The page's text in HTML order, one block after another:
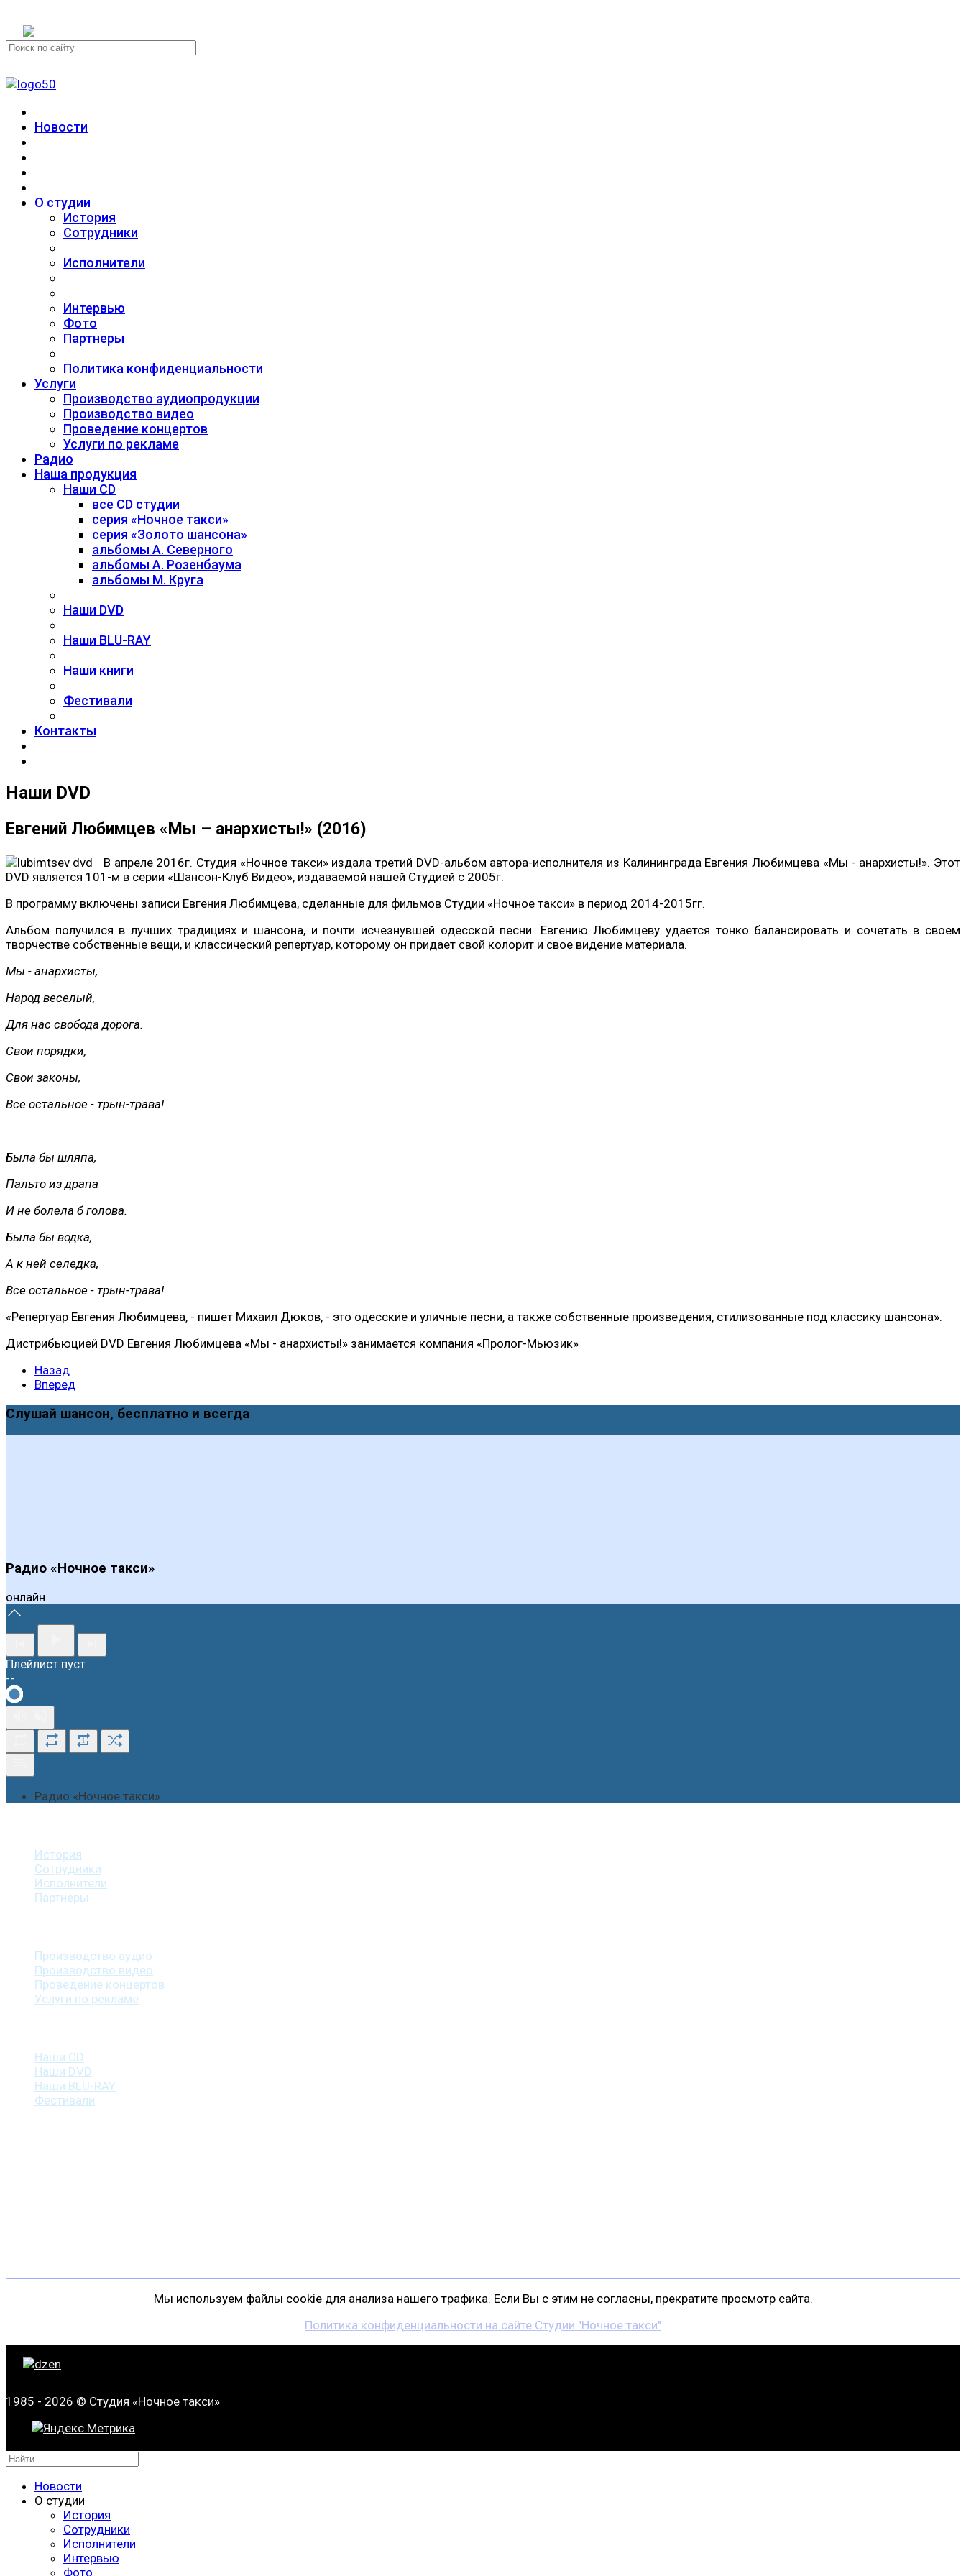
Новости
О студии
История
Сотрудники
Исполнители
Интервью
Фото
Партнеры
Политика конфиденциальности
Услуги
Производство аудиопродукции
Производство видео
Проведение концертов
Услуги по рекламе
Радио
Наша продукция
Наши CD
все CD студии
серия «Ночное такси»
серия «Золото шансона»
альбомы А. Северного
альбомы А. Розенбаума
альбомы М. Круга
Наши DVD
Наши BLU-RAY
Наши книги
Фестивали
Контакты
Наши DVD
Евгений Любимцев «Мы – анархисты!» (2016)
В апреле 2016г. Студия «Ночное такси» издала третий DVD-альбом автора-исполнителя из Калининграда Евгения Любимцева «Мы - анархисты!». Этот
DVD является 101-м в серии «Шансон-Клуб Видео», издаваемой нашей Студией с 2005г.
В программу включены записи Евгения Любимцева, сделанные для фильмов Студии «Ночное такси» в период 2014-2015гг.
Альбом получился в лучших традициях и шансона, и почти исчезнувшей одесской песни. Евгению Любимцеву удается тонко балансировать и сочетать в своем
творчестве собственные вещи, и классический репертуар, которому он придает свой колорит и свое видение материала.
Мы - анархисты,
Народ веселый,
Для нас свобода дорога.
Свои порядки,
Свои законы,
Все остальное - трын-трава!
Была бы шляпа,
Пальто из драпа
И не болела б голова.
Была бы водка,
А к ней селедка,
Все остальное - трын-трава!
«Репертуар Евгения Любимцева, - пишет Михаил Дюков, - это одесские и уличные песни, а также собственные произведения, стилизованные под классику шансона».
Дистрибьюцией DVD Евгения Любимцева «Мы - анархисты!» занимается компания «Пролог-Мьюзик»
Назад
Вперед
Слушай шансон, бесплатно и всегда
Радио «Ночное такси»
онлайн
Плейлист пуст
--
1
Радио «Ночное такси»
История
Сотрудники
Исполнители
Партнеры
Производство аудио
Производство видео
Проведение концертов
Услуги по рекламе
Наши CD
Наши DVD
Наши BLU-RAY
Фестивали
Мы используем файлы cookie для анализа нашего трафика. Если Вы с этим не согласны, прекратите просмотр сайта.
Политика конфиденциальности на сайте Студии "Ночное такси"
1985 - 2026 © Студия «Ночное такси»
Новости
О студии
История
Сотрудники
Исполнители
Интервью
Фото